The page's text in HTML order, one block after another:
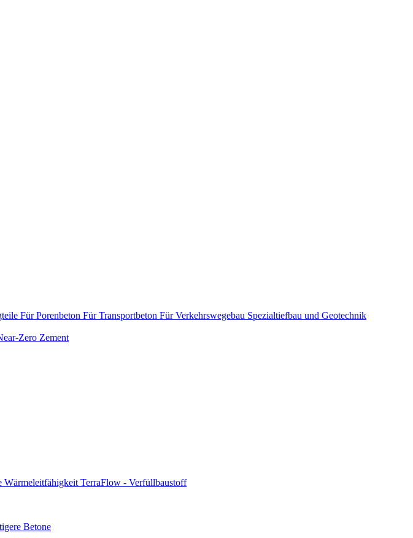
Für Porenbeton Für Transportbeton Für Verkehrswegebau Spezialtiefbau und Geotechnik
Zero Zement
Wärmeleitfähigkeit TerraFlow - Verfüllbaustoff
Betone